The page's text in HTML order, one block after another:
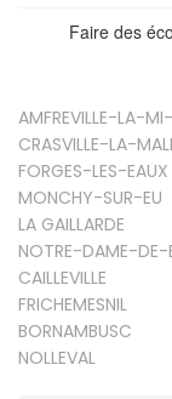
Faire des
AMFREVILLE-LA-
CRASVILLE-LA-
FORGES-LES-EAUX
MONCHY-SUR-EU
LA GAILLARDE
NOTRE-DAME-DE-
CAILLEVILLE
FRICHEMESNIL
BORNAMBUSC
NOLLEVAL